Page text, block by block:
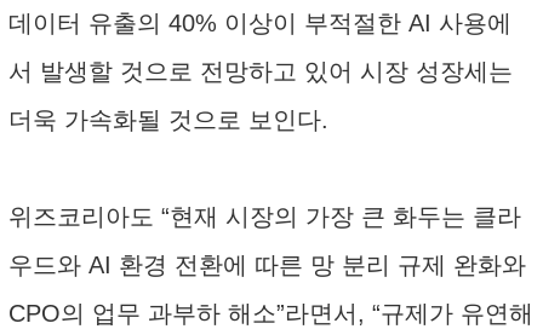
데이터 유출의 40% 이상이 부적절한 AI 사용에
서 발생할 것으로 전망하고 있어 시장 성장세는
더욱 가속화될 것으로 보인다.
위즈코리아도 “현재 시장의 가장 큰 화두는 클라
우드와 AI 환경 전환에 따른 망 분리 규제 완화와
CPO의 업무 과부하 해소”라면서, “규제가 유연해